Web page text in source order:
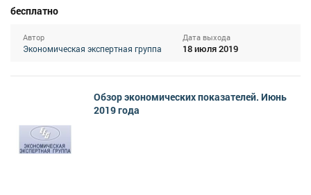
бесплатно
Автор
Экономическая экспертная группа
Дата выхода
18 июля 2019
Обзор экономических показателей. Июнь
2019 года